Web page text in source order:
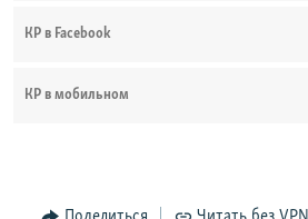
КР в Facebook
КР в мобильном